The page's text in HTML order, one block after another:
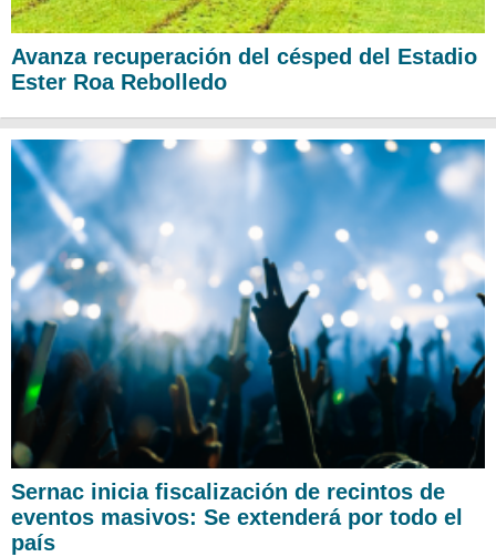
Avanza recuperación del césped del Estadio
Ester Roa Rebolledo
Sernac inicia fiscalización de recintos de
eventos masivos: Se extenderá por todo el
país